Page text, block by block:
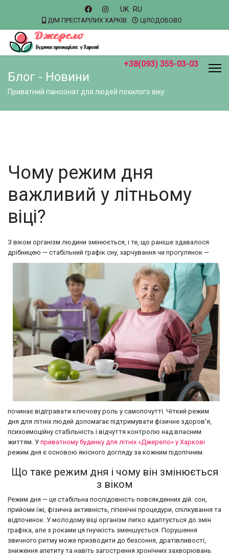
UK RU
ДІМ ПРЕСТАРІЛИХ ХАРКІВ ЦІЛОДОБОВО
+38(093) 355-03-03
Блог - Новини
Приватний пансіонат для людей похилого віку
Чому режим дня
важливий у літньому
віці?
З віком організм людини змінюється, і те, що раніше здавалося
дрібницею — стабільний графік сну, харчування чи прогулянок —
починає відігравати ключову роль у самопочутті. Чіткий режим
дня для літніх людей допомагає підтримувати фізичне здоров'я,
психоемоційну стабільність і відчуття контролю над власним
життям. У приватному будинку для літніх «Джерело» у Харкові
режим дня є основою якісного догляду за кожним підопічним.
Що таке режим дня і чому він змінюється
з віком
Режим дня — це стабільна послідовність повсякденних дій: сон,
прийоми їжі, фізична активність, гігієнічні процедури, спілкування та
відпочинок. У молодому віці організм легко адаптується до змін
графіка, але з роками ця гнучкість зменшується. Порушення
звичного ритму може призводити до безсоння, дратівливості,
зниження апетиту та навіть загострення хронічних захворювань.